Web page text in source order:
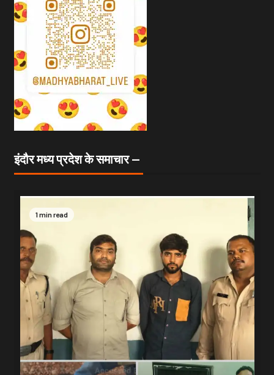
इंदौर मध्य प्रदेश के समाचार —
1 min read